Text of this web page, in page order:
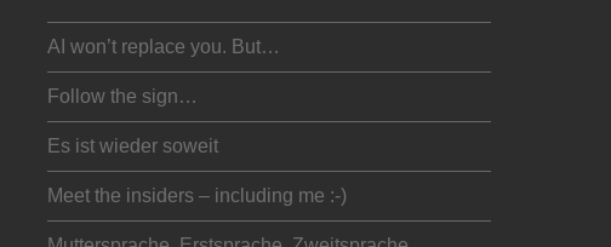
AI won’t replace you. But…
Follow the sign…
Es ist wieder soweit
Meet the insiders – including me :-)